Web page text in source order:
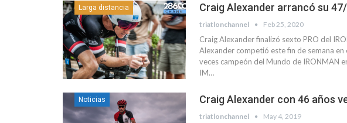
Larga distancia Craig Alexander arrancó su
triatlonchannel Feb 25, 2020
Craig Alexander finalizó sexto PRO del
Alexander competió este fin de semana
veces campeón del Mundo de IRONMAN
IM…
Noticias Craig Alexander con 46 años
triatlonchannel May 4, 2019